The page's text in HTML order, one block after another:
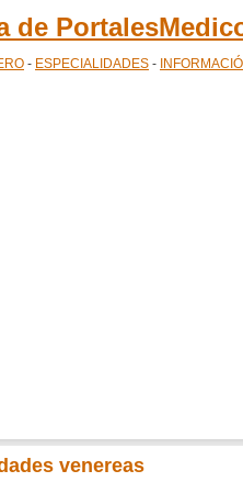
de
- ESPECIALIDADES -
venereas